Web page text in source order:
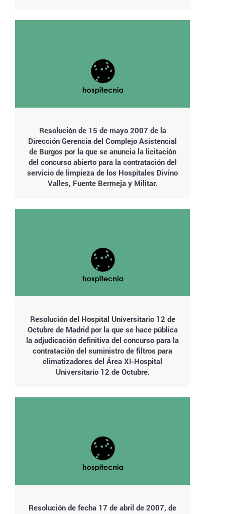
Resolución de 15 de mayo 2007 de la
Dirección Gerencia del Complejo Asistencial
de Burgos por la que se anuncia la licitación
del concurso abierto para la contratación del
servicio de limpieza de los Hospitales Divino
Valles, Fuente Bermeja y Militar.
Resolución del Hospital Universitario 12 de
Octubre de Madrid por la que se hace pública
la adjudicación definitiva del concurso para la
contratación del suministro de filtros para
climatizadores del Área XI-Hospital
Universitario 12 de Octubre.
Resolución de fecha 17 de abril de 2007, de